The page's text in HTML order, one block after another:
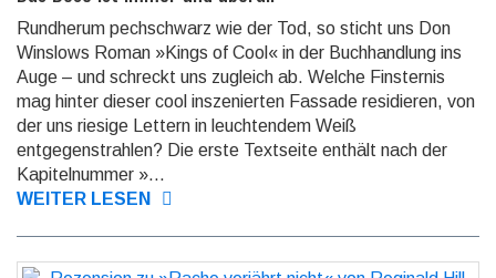
Rundherum pechschwarz wie der Tod, so sticht uns Don
Winslows Roman »Kings of Cool« in der Buch­handlung ins
Auge – und schreckt uns zugleich ab. Welche Finsternis
mag hinter dieser cool insze­nierten Fassade residieren, von
der uns riesige Lettern in leuchtendem Weiß
entgegenstrahlen? Die erste Text­seite enthält nach der
Kapitelnummer »...
WEITER LESEN